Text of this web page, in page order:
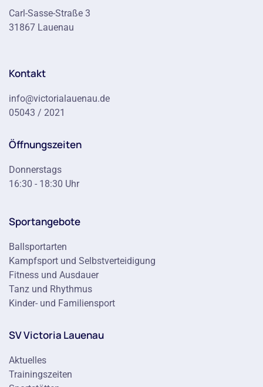
Carl-Sasse-Straße 3
31867 Lauenau
Kontakt
info@victorialauenau.de
05043 / 2021
Öffnungszeiten
Donnerstags
16:30 - 18:30 Uhr
Sportangebote
Ballsportarten
Kampfsport und Selbstverteidigung
Fitness und Ausdauer
Tanz und Rhythmus
Kinder- und Familiensport
SV Victoria Lauenau
Aktuelles
Trainingszeiten